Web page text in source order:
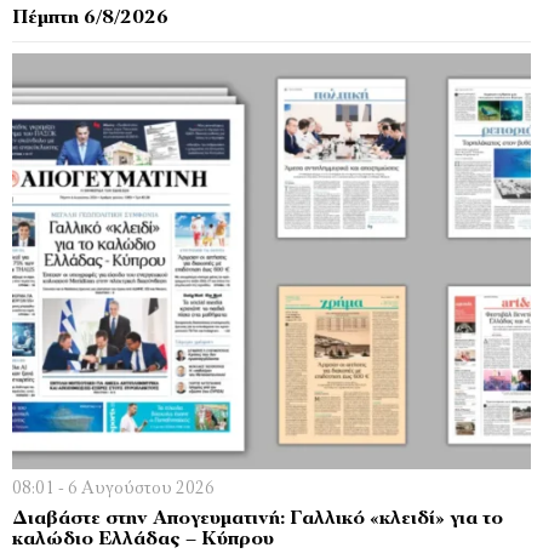
Πέμπτη 6/8/2026
08:01 - 6 Αυγούστου 2026
Διαβάστε στην Απογευματινή: Γαλλικό «κλειδί» για το
καλώδιο Ελλάδας – Κύπρου